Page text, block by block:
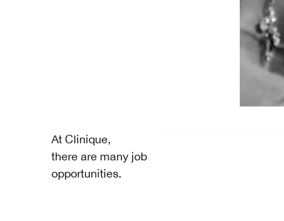
At Clinique,
there are many job
opportunities.